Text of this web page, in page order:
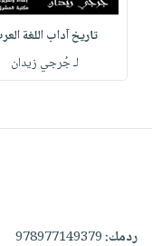
تاريخ آداب اللغة
لـ جُرجي زيدان
ردمك:978977149379